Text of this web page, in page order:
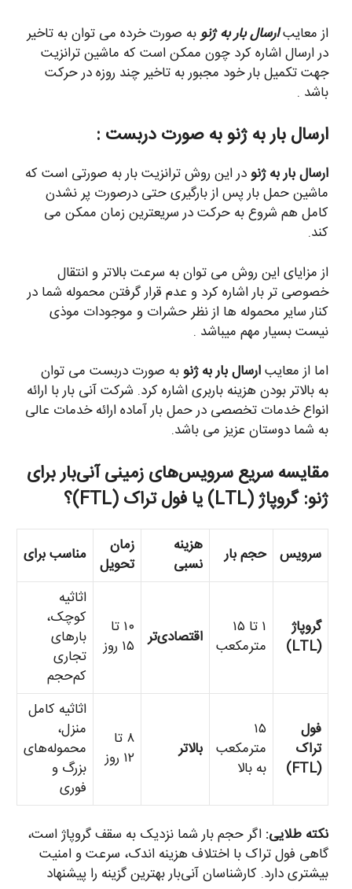
از معایبارسال بار به ژنوبه صورت خرده می توان به تاخیر
در ارسال اشاره کرد چون ممکن است که ماشین ترانزیت
جهت تکمیل بار خود مجبور به تاخیر چند روزه در حرکت
باشد .
ارسال بار بهژنوبه صورت دربست :
ارسال بار به ژنودر این روش ترانزیت بار به صورتی است که
ماشین حمل بار پس از بارگیری حتی درصورت پر نشدن
کامل هم شروع به حرکت در سریعترین زمان ممکن می
کند.
از مزایای این روش می توان به سرعت بالاتر و انتقال
خصوصی تر بار اشاره کرد و عدم قرار گرفتن محموله شما در
کنار سایر محموله ها از نظر حشرات و موجودات موذی
نیست بسیار مهم میباشد .
اما از معایبارسال بار به ژنوبه صورت دربست می توان
به بالاتر بودن هزینه باربری اشاره کرد. شرکت آنی بار با ارائه
انواع خدمات تخصصی در حمل بار آماده ارائه خدمات عالی
به شما دوستان عزیز می باشد.
مقایسه سریع سرویس‌های زمینی آنی‌بار برای
ژنو: گروپاژ (LTL) یا فول تراک (FTL)؟
سرویس حجم بار
هزینه
نسبی
زمان
تحویل
مناسب برای
گروپاژ
(LTL)
۱ تا ۱۵
مترمکعب
اقتصادی‌تر
۱۰ تا
۱۵ روز
اثاثیه
کوچک،
بارهای
تجاری
کم‌حجم
فول
تراک
(FTL)
۱۵
مترمکعب
به بالا
بالاتر
۸ تا
۱۲ روز
اثاثیه کامل
منزل،
محموله‌های
بزرگ و
فوری
نکته طلایی: اگر حجم بار شما نزدیک به سقف گروپاژ است،
گاهی فول تراک با اختلاف هزینه اندک، سرعت و امنیت
بیشتری دارد. کارشناسان آنی‌بار بهترین گزینه را پیشنهاد